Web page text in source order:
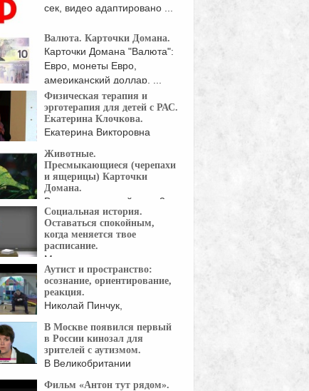
сек, видео адаптировано ...
Валюта. Карточки Домана.
Карточки Домана "Валюта":
Евро, монеты Евро,
американский доллар, ...
Физическая терапия и
эрготерапия для детей с РАС.
Екатерина Клочкова.
Екатерина Викторовна
«Физическая ...
Животные.
Пресмыкающиеся (черепахи
и ящерицы) Карточки
Домана.
Время между слайдами 3
сек, видео адаптировано ...
Социальная история.
Оставаться спокойным,
когда меняется твое
расписание.
Мне нравится, что у меня
есть расписание, ...
Аутист и пространство:
осознание, ориентирование,
реакция.
Николай Пинчук,
Неформальное общество
...
В Москве появился первый
в России кинозал для
зрителей с аутизмом.
В Великобритании
акция Autism Friendly Screenings,
Фильм «Антон тут рядом».